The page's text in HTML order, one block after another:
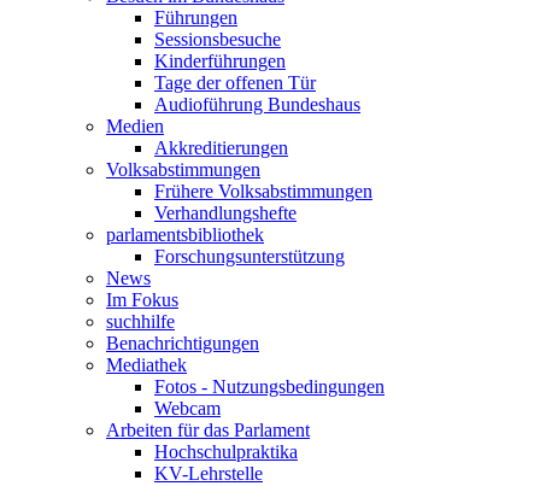
Führungen
Sessionsbesuche
Kinderführungen
Tage der offenen Tür
Audioführung Bundeshaus
Medien
Akkreditierungen
Volksabstimmungen
Frühere Volksabstimmungen
Verhandlungshefte
parlamentsbibliothek
Forschungsunterstützung
News
Im Fokus
suchhilfe
Benachrichtigungen
Mediathek
Fotos - Nutzungsbedingungen
Webcam
Arbeiten für das Parlament
Hochschulpraktika
KV-Lehrstelle